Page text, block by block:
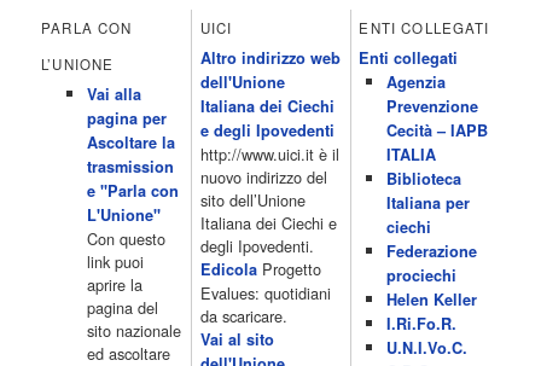
All News 16.05 Rotazione musicale 19.00 All News 19.05 The
Club 19.30 19.30 Human Guinea Pigs 20.00 Inbox 21.00 Code
Monkeys 21.30 Sons of Butcher […]
programmiTv - ITALIA 1 4 Dicembre 2022
Programmi 06.35 Cartoni Animati 09.05 Telefilm:Starsky & Hutch
10.10 Telefilm:Supercar 12.15 12.15 Secondo voi 12.25 Studio
Aperto 13.00 Studio Sport 13.40 Cartoni animati 14.30 I Simpson
15.00 Telefilm:Paso adelante 15.55 15.55 Telefilm:Wildfire 16.50
Cartoni animati 18.30 Studio Aperto 19.05 Don Luca c'� 19.35
19.35 Medici miei 20.05 Camera caf� 20.30 La ruota della
fortuna 21.10 […]
Acor3.it
programmiTv - LA 7
4 Dicembre 2022
Programmi 06:00 - Tg La7/meteo/oroscopo/traffico06:55 - Movie
PARLA CON
L’UNIONE
Vai alla
pagina per
Ascoltare la
trasmission
e "Parla con
L'Unione"
Con questo
link puoi
aprire la
pagina del
sito nazionale
ed ascoltare
UICI
Altro indirizzo web
dell'Unione
Italiana dei Ciechi
e degli Ipovedenti
http://www.uici.it è il
nuovo indirizzo del
sito dell’Unione
Italiana dei Ciechi e
degli Ipovedenti.
EdicolaProgetto
Evalues: quotidiani
da scaricare.
Vai al sito
ENTI COLLEGATI
Enti collegati
Agenzia
Prevenzione
Cecità – IAPB
ITALIA
Biblioteca
Italiana per
ciechi
Federazione
prociechi
Helen Keller
I.Ri.Fo.R.
U.N.I.Vo.C.